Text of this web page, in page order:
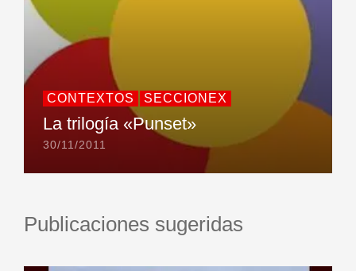
CONTEXTOS SECCIONEX
La trilogía «Punset»
30/11/2011
Publicaciones sugeridas